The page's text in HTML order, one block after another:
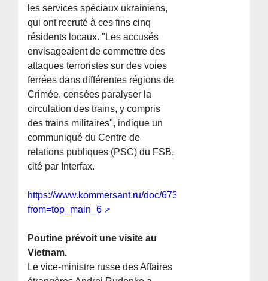
les services spéciaux ukrainiens,
qui ont recruté à ces fins cinq
résidents locaux. "Les accusés
envisageaient de commettre des
attaques terroristes sur des voies
ferrées dans différentes régions de
Crimée, censées paralyser la
circulation des trains, y compris
des trains militaires", indique un
communiqué du Centre de
relations publiques (PSC) du FSB,
cité par Interfax.
https://www.kommersant.ru/doc/6730718?
from=top_main_6
Poutine prévoit une visite au
Vietnam.
Le vice-ministre russe des Affaires